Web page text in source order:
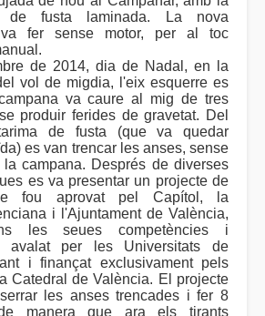
de fusta laminada. La nova
va fer sense motor, per al toc
de 2014, dia de Nadal, en la
vol de migdia, l'eix esquerre es
va caure al mig de tres
produir ferides de gravetat. Del
de fusta (que va quedar
es van trencar les anses, sense
campana. Després de diverses
es va presentar un projecte de
fou aprovat pel Capítol, la
i l'Ajuntament de València,
les seues competències i
avalat per les Universitats de
i finançat exclusivament pels
Catedral de València. El projecte
les anses trencades i fer 8
manera que ara els tirants